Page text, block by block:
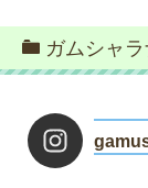
ガムシャ